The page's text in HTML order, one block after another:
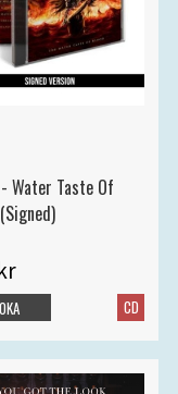
Water Taste Of
CD